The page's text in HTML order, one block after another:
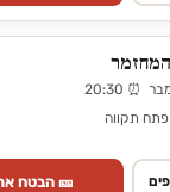
תקווה
🎫 הבטח